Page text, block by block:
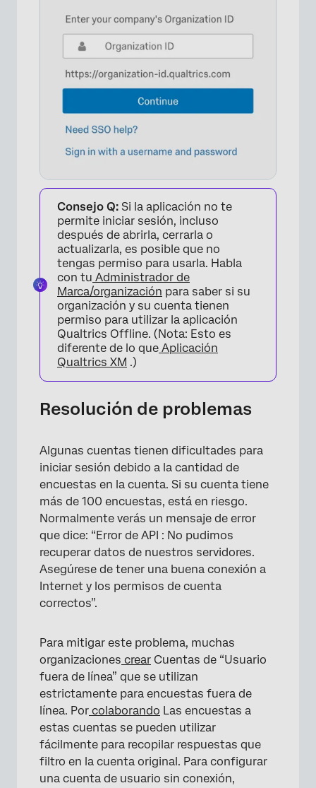
×
Consejo Q: Si la aplicación no te
permite iniciar sesión, incluso
después de abrirla, cerrarla o
actualizarla, es posible que no
tengas permiso para usarla. Habla
con tu Administrador de
Marca/organización para saber si su
organización y su cuenta tienen
permiso para utilizar la aplicación
Qualtrics Offline. (Nota: Esto es
diferente de lo que Aplicación
Qualtrics XM .)
Resolución de problemas
Algunas cuentas tienen dificultades para
iniciar sesión debido a la cantidad de
encuestas en la cuenta. Si su cuenta tiene
más de 100 encuestas, está en riesgo.
Normalmente verás un mensaje de error
que dice: “Error de API : No pudimos
recuperar datos de nuestros servidores.
Asegúrese de tener una buena conexión a
Internet y los permisos de cuenta
correctos”.
Para mitigar este problema, muchas
organizaciones crear Cuentas de “Usuario
fuera de línea” que se utilizan
estrictamente para encuestas fuera de
línea. Por colaborando Las encuestas a
estas cuentas se pueden utilizar
fácilmente para recopilar respuestas que
filtro en la cuenta original. Para configurar
una cuenta de usuario sin conexión,